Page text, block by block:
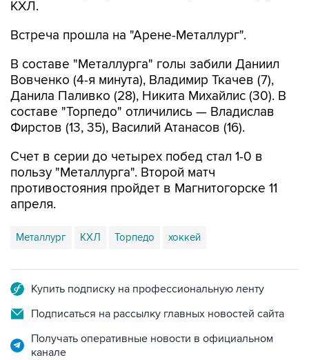
КХЛ.
Встреча прошла на "Арене-Металлург".
В составе "Металлурга" голы забили Даниил
Вовченко (4-я минута), Владимир Ткачев (7),
Данила Паливко (28), Никита Михайлис (30). В
составе "Торпедо" отличились — Владислав
Фирстов (13, 35), Василий Атанасов (16).
Счет в серии до четырех побед стал 1-0 в
пользу "Металлурга". Второй матч
противостояния пройдет в Магнитогорске 11
апреля.
Металлург КХЛ Торпедо хоккей
Купить подписку на профессиональную ленту
Подписаться на рассылку главных новостей сайта
Получать оперативные новости в официальном
канале